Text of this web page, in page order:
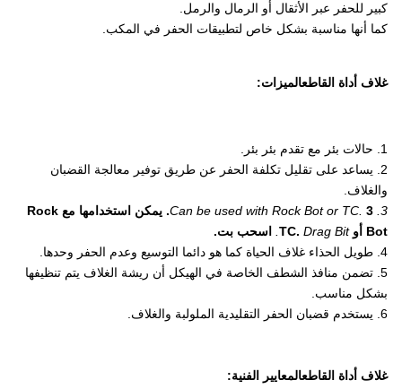
كبير للحفر عبر الأثقال أو الرمال والرمل.
كما أنها مناسبة بشكل خاص لتطبيقات الحفر في المكب.
غلاف أداة القاطعالميزات:
1. حالات بئر مع تقدم بئر بئر.
2. يساعد على تقليل تكلفة الحفر عن طريق توفير معالجة القضبان
والغلاف.
3. Can be used with Rock Bot or TC.
3. يمكن استخدامها مع Rock
Bot أو TC.
Drag Bit.
اسحب بت.
4. طويل الحذاء غلاف الحياة كما هو دائما التوسيع وعدم الحفر وحدها.
5. تضمن منافذ الشطف الخاصة في الهيكل أن ريشة الغلاف يتم تنظيفها
بشكل مناسب.
6. يستخدم قضبان الحفر التقليدية الملولبة والغلاف.
غلاف أداة القاطعالمعايير الفنية: